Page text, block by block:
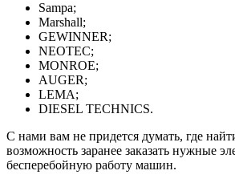
Sampa;
Marshall;
GEWINNER;
NEOTEC;
MONROE;
AUGER;
LEMA;
DIESEL TECHNICS.
С нами вам не придется думать, где
возможность заранее заказать нужные
бесперебойную работу машин.